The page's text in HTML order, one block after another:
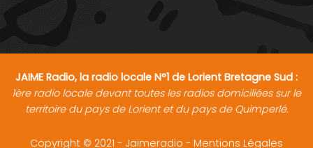
JAIME Radio, la radio locale N°1 de Lorient Bretagne Sud :
1ère radio locale devant toutes les radios domiciliées sur le
territoire du pays de Lorient et du pays de Quimperlé.
Copyright © 2021 - Jaimeradio - Mentions Légales